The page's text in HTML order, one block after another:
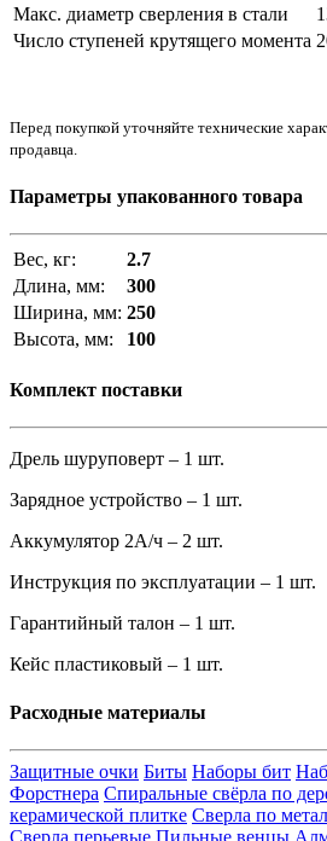
Макс. диаметр сверления в стали
Число ступеней крутящего момента
Перед покупкой уточняйте технические
продавца.
Параметры упакованного товара
Вес, кг:
2.7
Длина, мм:
300
Ширина, мм: 250
Высота, мм:
100
Комплект поставки
Дрель шуруповерт – 1 шт.
Зарядное устройство – 1 шт.
Аккумулятор 2А/ч – 2 шт.
Инструкция по эксплуатации – 1 шт.
Гарантийный талон – 1 шт.
Кейс пластиковый – 1 шт.
Расходные материалы
Защитные очки Биты Наборы бит
Форстнера Спиральные свёрла по
керамической плитке Сверла по
Сверла перьевые Пильные венцы